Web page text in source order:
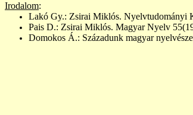
Irodalom:
Lakó Gy.: Zsirai Miklós. Nyelvtudományi
Pais D.: Zsirai Miklós. Magyar Nyelv
Domokos Á.: Századunk magyar